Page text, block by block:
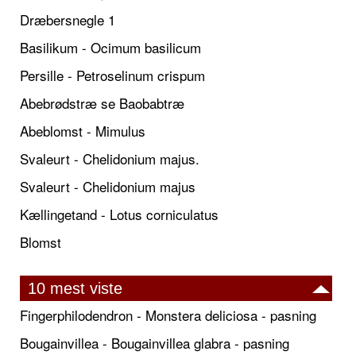
Dræbersnegle 1
Basilikum - Ocimum basilicum
Persille - Petroselinum crispum
Abebrødstræ se Baobabtræ
Abeblomst - Mimulus
Svaleurt - Chelidonium majus.
Svaleurt - Chelidonium majus
Kællingetand - Lotus corniculatus
Blomst
10 mest viste
Fingerphilodendron - Monstera deliciosa - pasning
Bougainvillea - Bougainvillea glabra - pasning